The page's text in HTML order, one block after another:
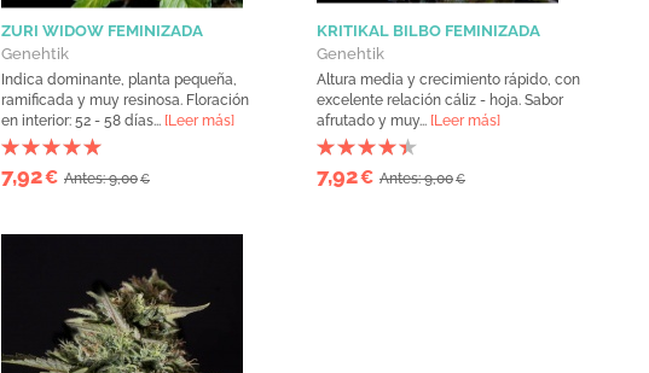
ZURI WIDOW FEMINIZADA
Genehtik
Indica dominante, planta pequeña,
ramificada y muy resinosa. Floración
en interior: 52 - 58 días... [Leer más]
7,92€ Antes: 9,00€
KRITIKAL BILBO FEMINIZADA
Genehtik
Altura media y crecimiento rápido, con
excelente relación cáliz - hoja. Sabor
afrutado y muy... [Leer más]
7,92€ Antes: 9,00€